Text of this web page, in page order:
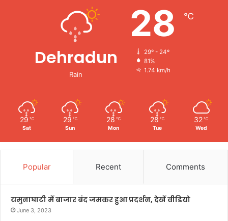
Dehradun
Rain
28 ℃
29º - 24º
81%
1.74 km/h
29 ℃
Sat
29 ℃
Sun
28 ℃
Mon
28 ℃
Tue
32 ℃
Wed
Popular Recent Comments
यमुनाघाटी में बाजार बंद जमकर हुआ प्रदर्शन, देखें वीडियो
June 3, 2023